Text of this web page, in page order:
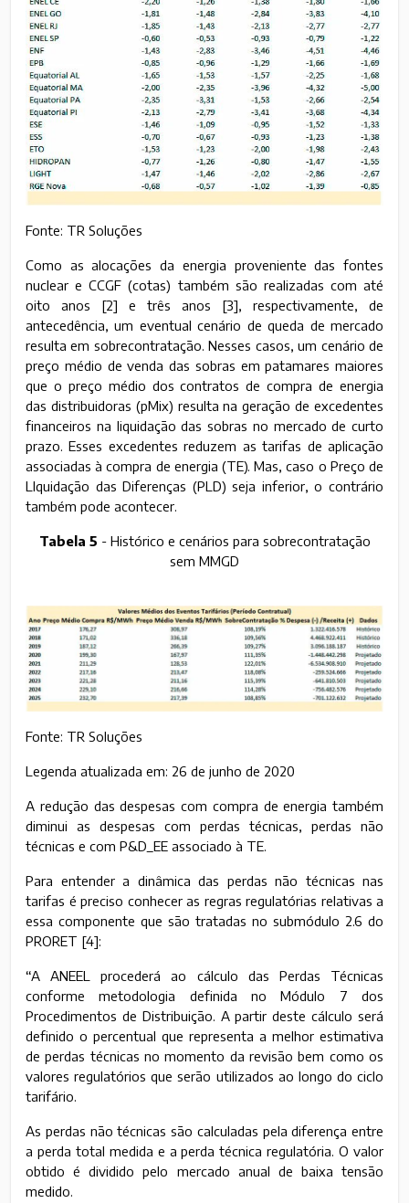
Fonte: TR Soluções
Como as alocações da energia proveniente das fontes
nuclear e CCGF (cotas) também são realizadas com até
oito anos [2] e três anos [3], respectivamente, de
antecedência, um eventual cenário de queda de mercado
resulta em sobrecontratação. Nesses casos, um cenário de
preço médio de venda das sobras em patamares maiores
que o preço médio dos contratos de compra de energia
das distribuidoras (pMix) resulta na geração de excedentes
financeiros na liquidação das sobras no mercado de curto
prazo. Esses excedentes reduzem as tarifas de aplicação
associadas à compra de energia (TE). Mas, caso o Preço de
LIquidação das Diferenças (PLD) seja inferior, o contrário
também pode acontecer.
Tabela 5 - Histórico e cenários para sobrecontratação
sem MMGD
Fonte: TR Soluções
Legenda atualizada em: 26 de junho de 2020
A redução das despesas com compra de energia também
diminui as despesas com perdas técnicas, perdas não
técnicas e com P&D_EE associado à TE.
Para entender a dinâmica das perdas não técnicas nas
tarifas é preciso conhecer as regras regulatórias relativas a
essa componente que são tratadas no submódulo 2.6 do
PRORET [4]:
“A ANEEL procederá ao cálculo das Perdas Técnicas
conforme metodologia definida no Módulo 7 dos
Procedimentos de Distribuição. A partir deste cálculo será
definido o percentual que representa a melhor estimativa
de perdas técnicas no momento da revisão bem como os
valores regulatórios que serão utilizados ao longo do ciclo
tarifário.
As perdas não técnicas são calculadas pela diferença entre
a perda total medida e a perda técnica regulatória. O valor
obtido é dividido pelo mercado anual de baixa tensão
medido.